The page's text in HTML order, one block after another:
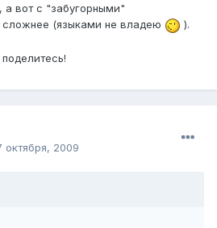
а вот с "забугорными"
(языками не владею
).
октября, 2009